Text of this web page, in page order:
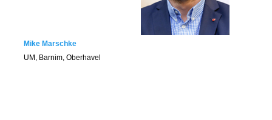
Mike Marschke
UM, Barnim, Oberhavel